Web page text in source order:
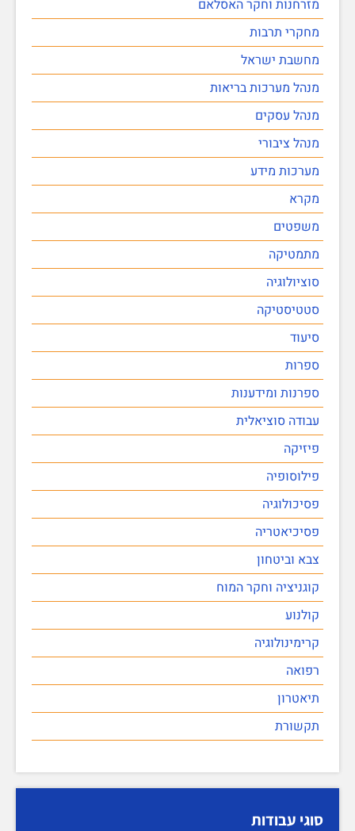
מזרחנות וחקר האסלאם
מחקרי תרבות
מחשבת ישראל
מנהל מערכות בריאות
מנהל עסקים
מנהל ציבורי
מערכות מידע
מקרא
משפטים
מתמטיקה
סוציולוגיה
סטטיסטיקה
סיעוד
ספרות
ספרנות ומידענות
עבודה סוציאלית
פיזיקה
פילוסופיה
פסיכולוגיה
פסיכיאטריה
צבא וביטחון
קוגניציה וחקר המוח
קולנוע
קרימינולוגיה
רפואה
תיאטרון
תקשורת
סוגי עבודות